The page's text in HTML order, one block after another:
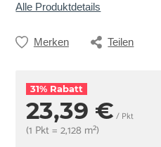
Alle Produktdetails
Merken Teilen
31% Rabatt
23,39 € / Pkt
(1 Pkt = 2,128 m²)